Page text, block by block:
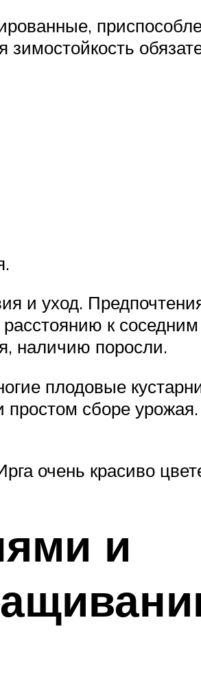
и уход.
к
наличию поросли.
плодовые
сборе
очень красиво
и